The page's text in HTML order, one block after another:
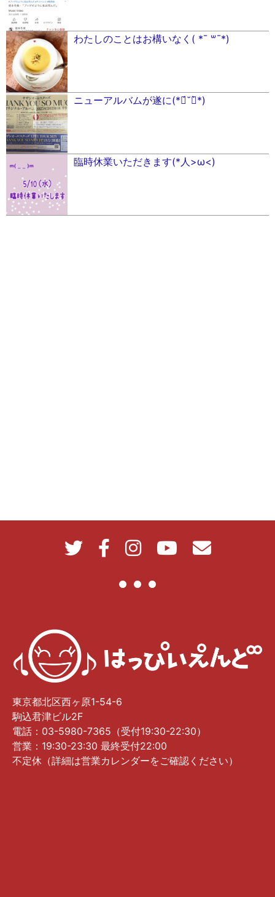
わたしのことはお構いなく( *¯ ꒳¯*)
ニューアルバムが遂に(*ฅ́˘ฅ̀*)
臨時休業いただきます(*人>ω<)
東京都北区西ヶ原1-54-6
駒込君津ビル2F
電話：03-5980-7365（受付19:30-22:30）
営業：19:30-23:30 最終受付22:00
不定休（詳細は営業カレンダーをご確認ください）